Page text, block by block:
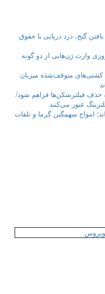
گنج، دزد دریایی با حقوق
وارث ژن‌هایی از دو گونه
کشتی‌های متوقف‌شده میزبان
حذف فیلترشکن‌ها فراهم شود/
عبور می‌کنند
امواج سهمگین گرما و تلفات
ویروس